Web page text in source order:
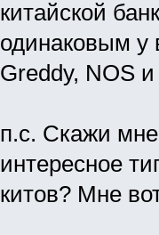
китайской
одинаковым у
Greddy, NOS и
п.с. Скажи
интересное
китов? Мне